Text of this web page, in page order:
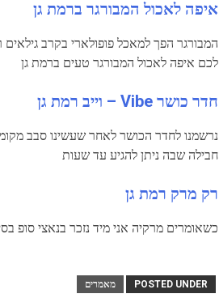
איפה לאכול המבורגר ברמת גן
המבורגר הפך למאכל פופולארי בקרב
לכם איפה לאכול המבורגר טעים ברמת גן
חדר כושר Vibe – וייב רמת גן‎
נרשמנו לחדר הכושר לאחר שעשינו סבב
חבילה שבה ניתן להגיע עד שעות
רק מרק רמת גן
כשאומרים מרקיה אני מיד נזכר בנאצי סופ
POSTED UNDER מאמרים